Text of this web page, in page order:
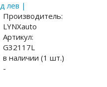
лев |
Производитель:
LYNXauto
Артикул:
G32117L
в наличии (1 шт.)
-